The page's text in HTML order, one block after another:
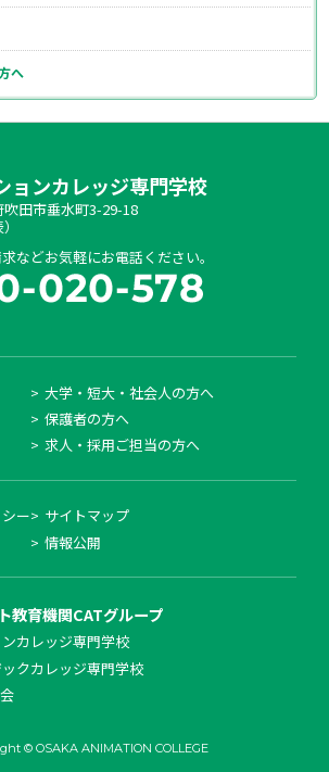
へ
ョンカレッジ専門学校
田市垂水町3-29-18
などお気軽にお電話ください。
大学・短大・社会人の方へ
保護者の方へ
求人・採用ご担当の方へ
ー
サイトマップ
情報公開
教育機関CATグループ
カレッジ専門学校
クカレッジ専門学校
© OSAKA ANIMATION COLLEGE